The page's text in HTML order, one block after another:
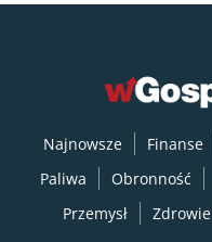
Najnowsze Finanse
Paliwa
Obronność
Przemysł
Zdrowie